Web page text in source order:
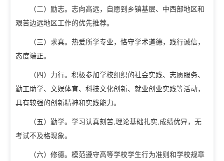
招生信息网 就业信息网
组织机构
教学机构
（二）励志。志向高远，自愿到乡镇基层、中西部地区和
艰苦边远地区工作的优先推荐。
（三）求真。热爱所学专业，恪守学术道德，践行诚信，
态度端正。
（四）力行。积极参加学校组织的社会实践、志愿服务、
勤工助学、文娱体育、科技文化创新、就业创业实践等活动，
具有较强的创新精神和实践能力。
（五）勤学。学习认真刻苦,理论基础扎实,成绩优异，无
考试不及格现象。
（六）修德。模范遵守高等学校学生行为准则和学校规章